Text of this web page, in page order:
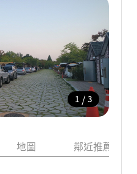
1 / 3
地圖 鄰近推薦景點